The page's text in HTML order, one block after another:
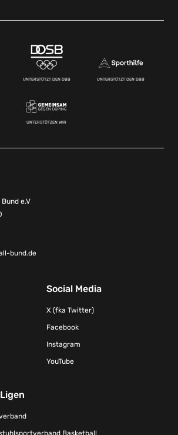
UNTERSTÜTZT DEN DBB UNTERSTÜTZT DEN DBB
UNTERSTÜTZEN WIR
e.V
bund.de
Social Media
X (fka Twitter)
Facebook
Instagram
YouTube
Basketball